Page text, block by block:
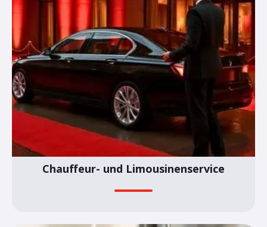
Chauffeur- und Limousinenservice